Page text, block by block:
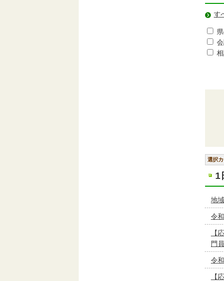
す
選択
1
地
令
【
門
令
【